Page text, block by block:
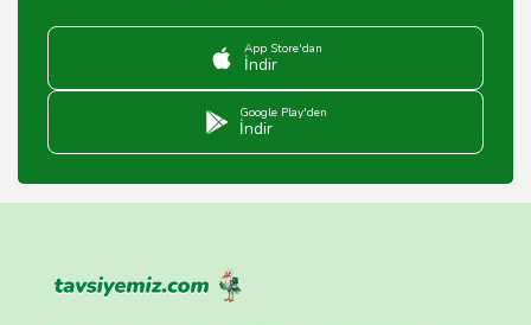
App Store'dan
İndir
Google Play'den
İndir